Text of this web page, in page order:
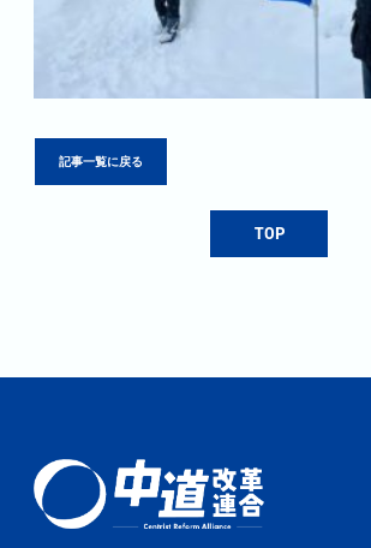
記事一覧に戻る
TOP